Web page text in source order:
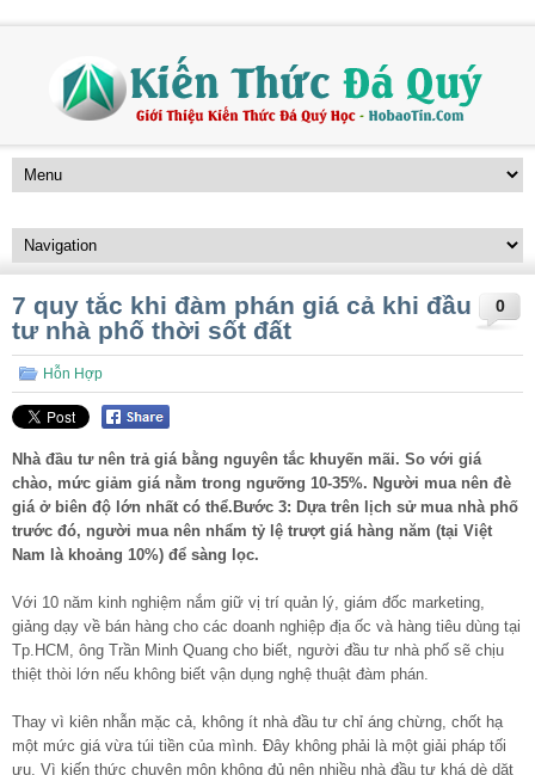
0
7 quy tắc khi đàm phán giá cả khi đầu
tư nhà phố thời sốt đất
Hỗn Hợp
Nhà đầu tư nên trả giá bằng nguyên tắc khuyến mãi. So với giá
chào, mức giảm giá nằm trong ngưỡng 10-35%. Người mua nên đè
giá ở biên độ lớn nhất có thể.Bước 3: Dựa trên lịch sử mua nhà phố
trước đó, người mua nên nhẩm tỷ lệ trượt giá hàng năm (tại Việt
Nam là khoảng 10%) để sàng lọc.
Với 10 năm kinh nghiệm nắm giữ vị trí quản lý, giám đốc marketing,
giảng dạy về bán hàng cho các doanh nghiệp địa ốc và hàng tiêu dùng tại
Tp.HCM, ông Trần Minh Quang cho biết, người đầu tư nhà phố sẽ chịu
thiệt thòi lớn nếu không biết vận dụng nghệ thuật đàm phán.
Thay vì kiên nhẫn mặc cả, không ít nhà đầu tư chỉ áng chừng, chốt hạ
một mức giá vừa túi tiền của mình. Đây không phải là một giải pháp tối
ưu. Vì kiến thức chuyên môn không đủ nên nhiều nhà đầu tư khá dè dặt